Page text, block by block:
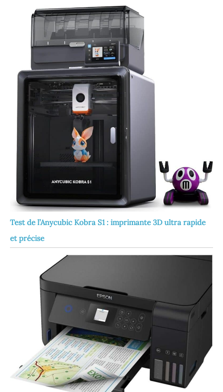
Test de l’Anycubic Kobra S1 : imprimante 3D ultra rapide
et précise